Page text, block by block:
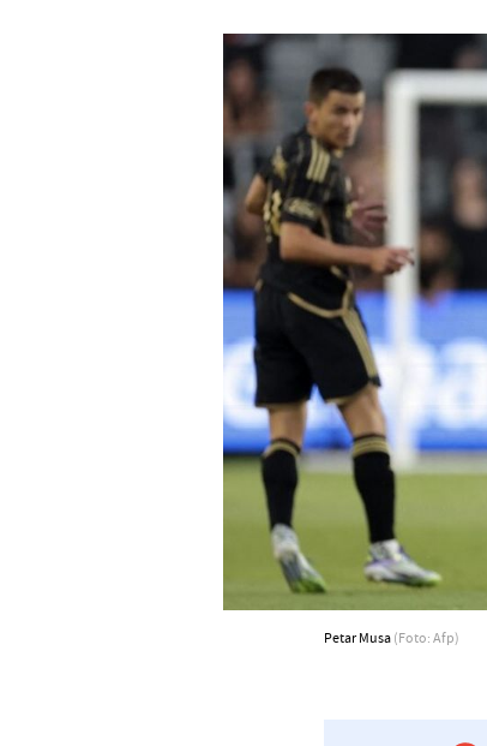
Petar Musa (Foto: Afp)